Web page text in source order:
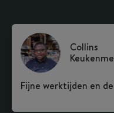
Collins
Fijne werktijden en